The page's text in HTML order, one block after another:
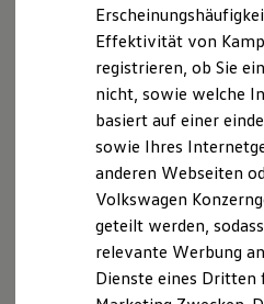
Batterie
Sicherheit
Garantie und
Nachhaltigkeit
Technologie
Kosten und Kauf
Verbrauchskosten
Kaufoptionen
E-Auto-
Software und
Die ID. Software 6
ID. Software
Digitale Extras
Schnittstellen zu
Servicetermin buchen
Serviceanfrage stellen
Effektivität von
registrieren, ob Sie
nicht, sowie welche
basiert auf einer
sowie Ihres
anderen Webseiten
Volkswagen
geteilt werden,
relevante Werbung
Dienste eines Dritten